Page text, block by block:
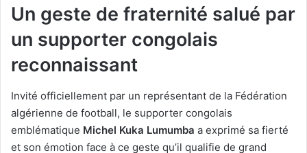
Un geste de fraternité salué par
un supporter congolais
reconnaissant
Invité officiellement par un représentant de la Fédération
algérienne de football, le supporter congolais
emblématique Michel Kuka Lumumba a exprimé sa fierté
et son émotion face à ce geste qu’il qualifie de grand